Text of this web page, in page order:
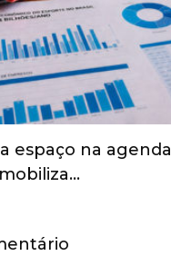
espaço na agenda